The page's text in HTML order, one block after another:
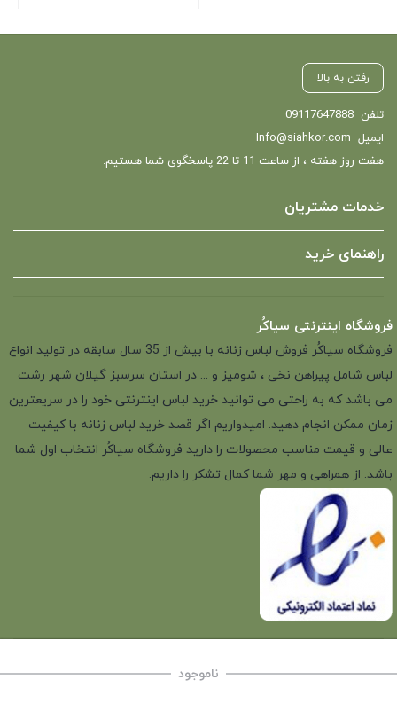
ناموجود
رفتن به بالا
تلفن 09117647888
ایمیل Info@siahkor.com
هفت روز هفته ، از ساعت 11 تا 22 پاسخگوی شما هستیم.
خدمات مشتریان
راهنمای خرید
فروشگاه اینترنتی سیاکُر
فروشگاه سیاکُر فروش لباس زنانه با بیش از 35 سال سابقه در تولید انواع
لباس شامل پیراهن نخی ، شومیز و ... در استان سرسبز گیلان شهر رشت
می باشد که به راحتی می توانید خرید لباس اینترنتی خود را در سریعترین
زمان ممکن انجام دهید. امیدواریم اگر قصد خرید لباس زنانه با کیفیت
عالی و قیمت مناسب محصولات را دارید فروشگاه سیاکُر انتخاب اول شما
باشد. از همراهی و مهر شما کمال تشکر را داریم.